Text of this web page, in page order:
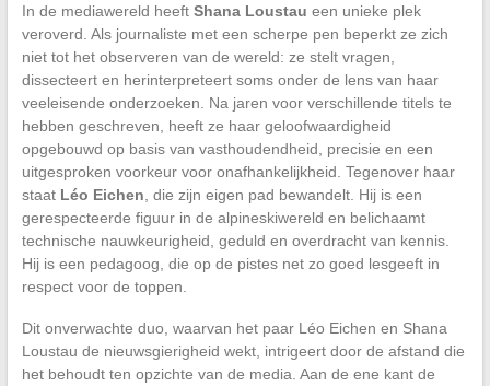
In de mediawereld heeft Shana Loustau een unieke plek
veroverd. Als journaliste met een scherpe pen beperkt ze zich
niet tot het observeren van de wereld: ze stelt vragen,
dissecteert en herinterpreteert soms onder de lens van haar
veeleisende onderzoeken. Na jaren voor verschillende titels te
hebben geschreven, heeft ze haar geloofwaardigheid
opgebouwd op basis van vasthoudendheid, precisie en een
uitgesproken voorkeur voor onafhankelijkheid. Tegenover haar
staat Léo Eichen , die zijn eigen pad bewandelt. Hij is een
gerespecteerde figuur in de alpineskiwereld en belichaamt
technische nauwkeurigheid, geduld en overdracht van kennis.
Hij is een pedagoog, die op de pistes net zo goed lesgeeft in
respect voor de toppen.
Dit onverwachte duo, waarvan het paar Léo Eichen en Shana
Loustau de nieuwsgierigheid wekt, intrigeert door de afstand die
het behoudt ten opzichte van de media. Aan de ene kant de